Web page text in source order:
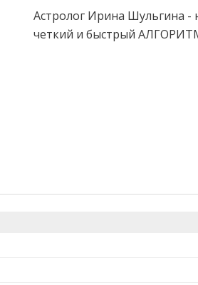
Астролог Ирина Шульгина -
четкий и быстрый